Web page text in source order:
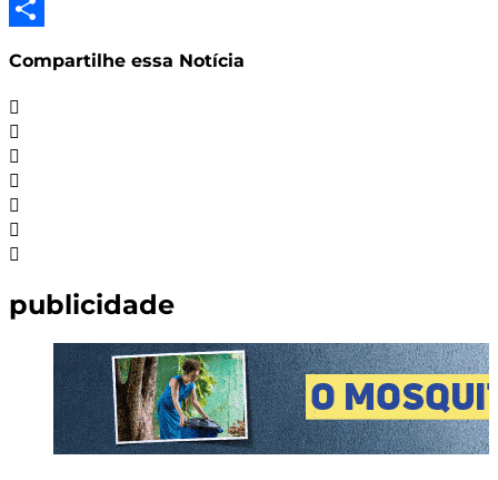
LinkedIn
Compartilhe essa Notícia
publicidade